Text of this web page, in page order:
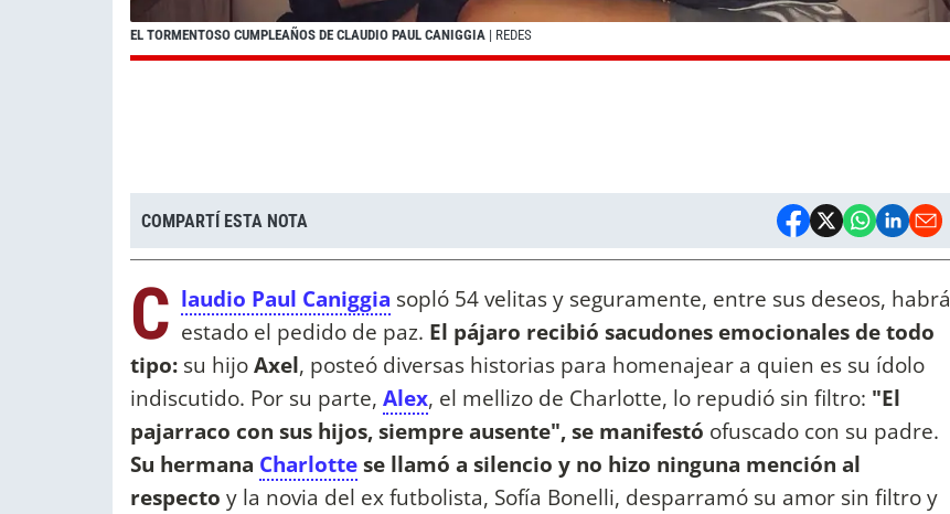
EL TORMENTOSO CUMPLEAÑOS DE CLAUDIO PAUL CANIGGIA | REDES
COMPARTÍ ESTA NOTA
C laudio Paul Caniggia sopló 54 velitas y seguramente, entre sus deseos, habrá
estado el pedido de paz. El pájaro recibió sacudones emocionales de todo
tipo: su hijoAxel, posteó diversas historias para homenajear a quien es su ídolo
indiscutido. Por su parte, Alex, el mellizo de Charlotte, lo repudió sin filtro: "El
pajarraco con sus hijos, siempre ausente", se manifestó ofuscado con su padre.
Su hermana Charlottese llamó a silencio y no hizo ninguna mención al
respecto y la novia del ex futbolista, Sofía Bonelli, desparramó su amor sin filtro y